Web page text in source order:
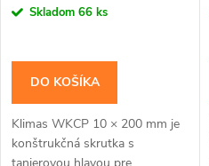
cena:Skladom 66 ks
DO KOŠÍKA
Klimas WKCP 10 × 200 mm je
konštrukčná skrutka s